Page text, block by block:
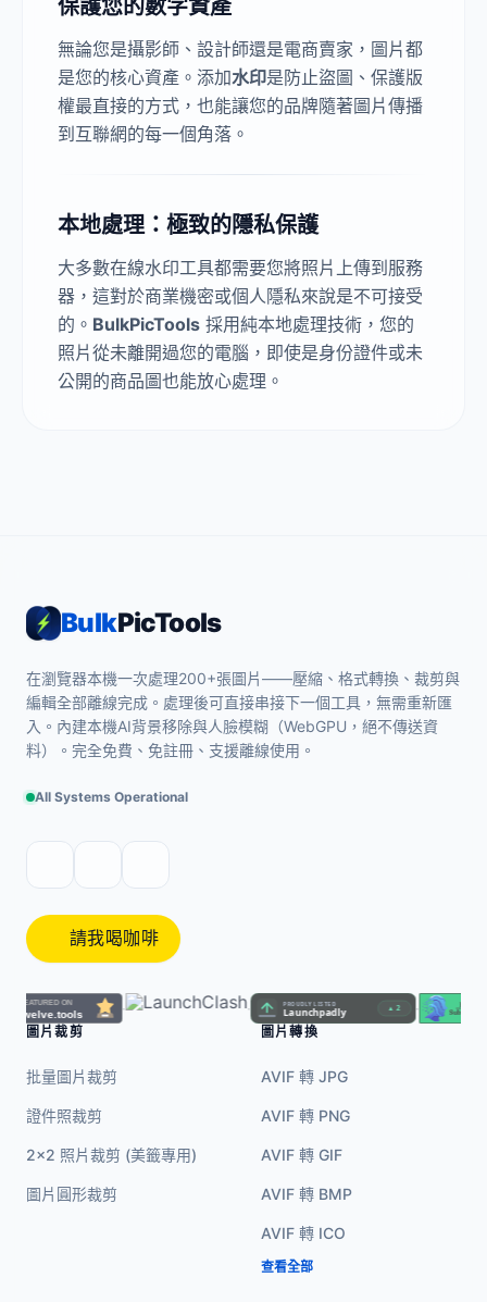
保護您的數字資產
無論您是攝影師、設計師還是電商賣家，圖片都
是您的核心資產。添加水印是防止盜圖、保護版
權最直接的方式，也能讓您的品牌隨著圖片傳播
到互聯網的每一個角落。
本地處理：極致的隱私保護
大多數在線水印工具都需要您將照片上傳到服務
器，這對於商業機密或個人隱私來說是不可接受
的。 BulkPicTools 採用純本地處理技術，您的
照片從未離開過您的電腦，即使是身份證件或未
公開的商品圖也能放心處理。
BulkPicTools
在瀏覽器本機一次處理200+張圖片——壓縮、格式轉換、裁剪與
編輯全部離線完成。處理後可直接串接下一個工具，無需重新匯
入。內建本機AI背景移除與人臉模糊（WebGPU，絕不傳送資
料）。完全免費、免註冊、支援離線使用。
All Systems Operational
請我喝咖啡
· · ·
圖片裁剪
批量圖片裁剪
證件照裁剪
2x2 照片裁剪 (美籤專用)
圖片圓形裁剪
圖片轉換
AVIF 轉 JPG
AVIF 轉 PNG
AVIF 轉 GIF
AVIF 轉 BMP
AVIF 轉 ICO
查看全部